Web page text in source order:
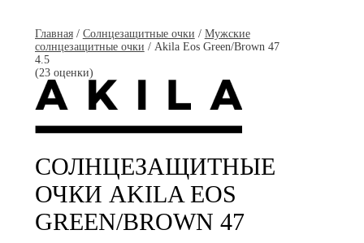
Главная/ Солнцезащитные очки / Мужские
солнцезащитные очки / Akila Eos Green/Brown 47
4.5
(23 оценки)
СОЛНЦЕЗАЩИТНЫЕ
ОЧКИ AKILA EOS
GREEN/BROWN 47